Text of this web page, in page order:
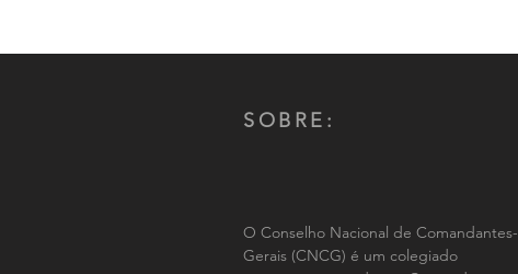
SOBRE:
O Conselho Nacional de Comandantes-
Gerais (CNCG) é um colegiado